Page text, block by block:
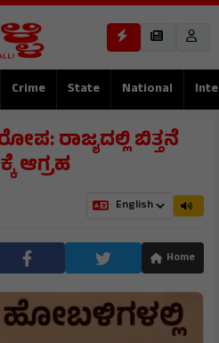
Crime State National
ರಾಜ್ಯದಲ್ಲಿ ಬಿತ್ತನೆ
ಆಗ್ರಹ
Home